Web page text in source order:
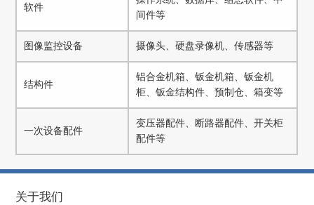
软件
间件等
图像监控设备 摄像头、硬盘录像机、传感器等
结构件
铝合金机箱、钣金机箱、钣金机
柜、钣金结构件、预制仓、箱变等
一次设备配件
变压器配件、断路器配件、开关柜
配件等
关于我们